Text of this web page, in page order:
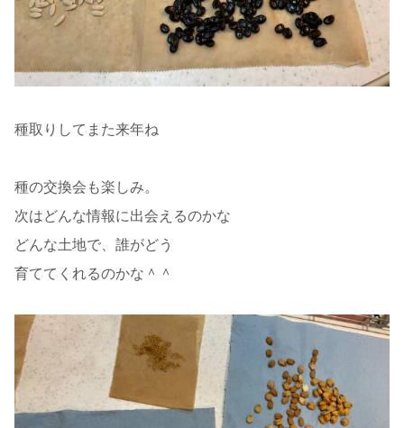
種取りしてまた来年ね
種の交換会も楽しみ。
次はどんな情報に出会えるのかな
どんな土地で、誰がどう
育ててくれるのかな＾＾